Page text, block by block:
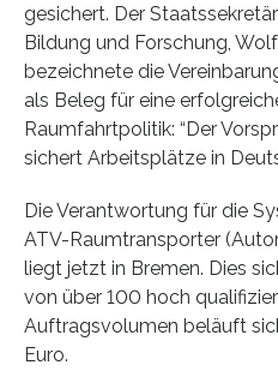
gesichert. Der
Bildung und Forschung,
bezeichnete die
als Beleg für eine
Raumfahrtpolitik: “Der
sichert Arbeitsplätze in
Die Verantwortung für die
ATV-Raumtransporter
liegt jetzt in Bremen. Dies
von über 100 hoch
Auftragsvolumen beläuft
Euro.